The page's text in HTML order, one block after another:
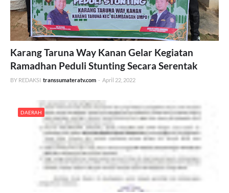
Karang Taruna Way Kanan Gelar Kegiatan
Ramadhan Peduli Stunting Secara Serentak
BY REDAKSI transsumateratv.com - April 22, 2022
DAERAH